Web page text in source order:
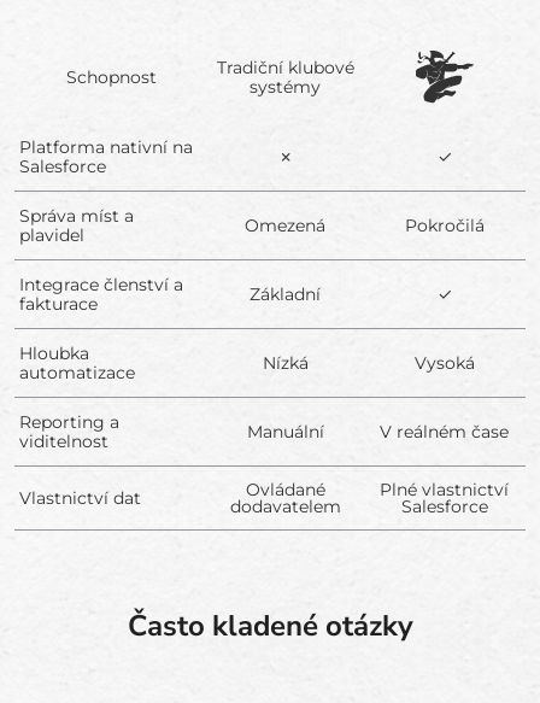
Schopnost
Tradiční klubové
systémy
Platforma nativní na
Salesforce
✗ ✓
Správa míst a
plavidel
Omezená Pokročilá
Integrace členství a
fakturace
Základní ✓
Hloubka
automatizace
Nízká Vysoká
Reporting a
viditelnost
Manuální V reálném čase
Vlastnictví dat Ovládané
dodavatelem
Plné vlastnictví
Salesforce
Často kladené otázky